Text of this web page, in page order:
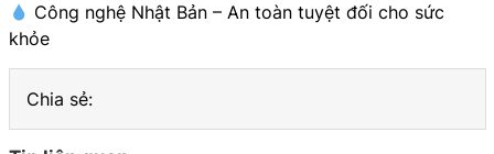
Công nghệ Nhật Bản – An toàn tuyệt đối cho sức
khỏe
Chia sẻ: